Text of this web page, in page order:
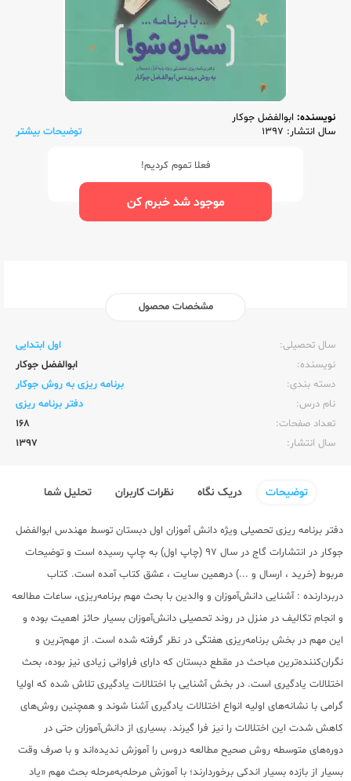
نویسنده: ابوالفضل جوکار
سال انتشار: 1397
توضیحات بیشتر
فعلا تموم کردیم!
موجود شد خبرم کن
مشخصات محصول
سال تحصیلی:‌
اول ابتدایی
نویسنده:‌
ابوالفضل جوکار
دسته بندی:
برنامه ریزی به روش جوکار
نام درس:
دفتر برنامه ریزی
تعداد صفحات:‌
168
سال انتشار:‌
1397
توضیحات دریک نگاه نظرات کاربران تحلیل شما
دفتر برنامه ریزی تحصیلی ویژه دانش آموزان اول دبستان توسط مهندس ابوالفضل
جوکار در انتشارات گاج در سال 97 (چاپ اول) به چاپ رسیده است و توضیحات
مربوط (خرید ، ارسال و ...) درهمین سایت ، عشق کتاب آمده است. کتاب
دربردارنده : آشنایی دانش‌آموزان و والدین با بحث مهم برنامه‌ریزی، ساعات مطالعه
و انجام تکالیف در منزل در روند تحصیلی دانش‌‌آموزان بسیار حائز اهمیت بوده و
این مهم در بخش برنامه‌ریزی هفتگی در نظر گرفته شده است. از مهم‌ترین و
نگران‌کننده‌ترین مباحث در مقطع دبستان که دارای فراوانی زیادی نیز بوده، بحث
اختلالات یادگیری است. در بخش آشنایی با اختلالات یادگیری تلاش شده که اولیا
گرامی با نشانه‌های اولیه انواع اختلالات یادگیری آشنا شوند و همچنین روش‌های
کاهش شدت این اختلالات را نیز فرا گیرند. بسیاری از دانش‌آموزان حتی در
دوره‌های متوسطه روش صحیح مطالعه دروس را آموزش ندیده‌اند و با صرف وقت
بسیار از بازده بسیار اندکی برخوردارند؛ با آموزش مرحله‌به‌مرحله بحث مهم «یاد